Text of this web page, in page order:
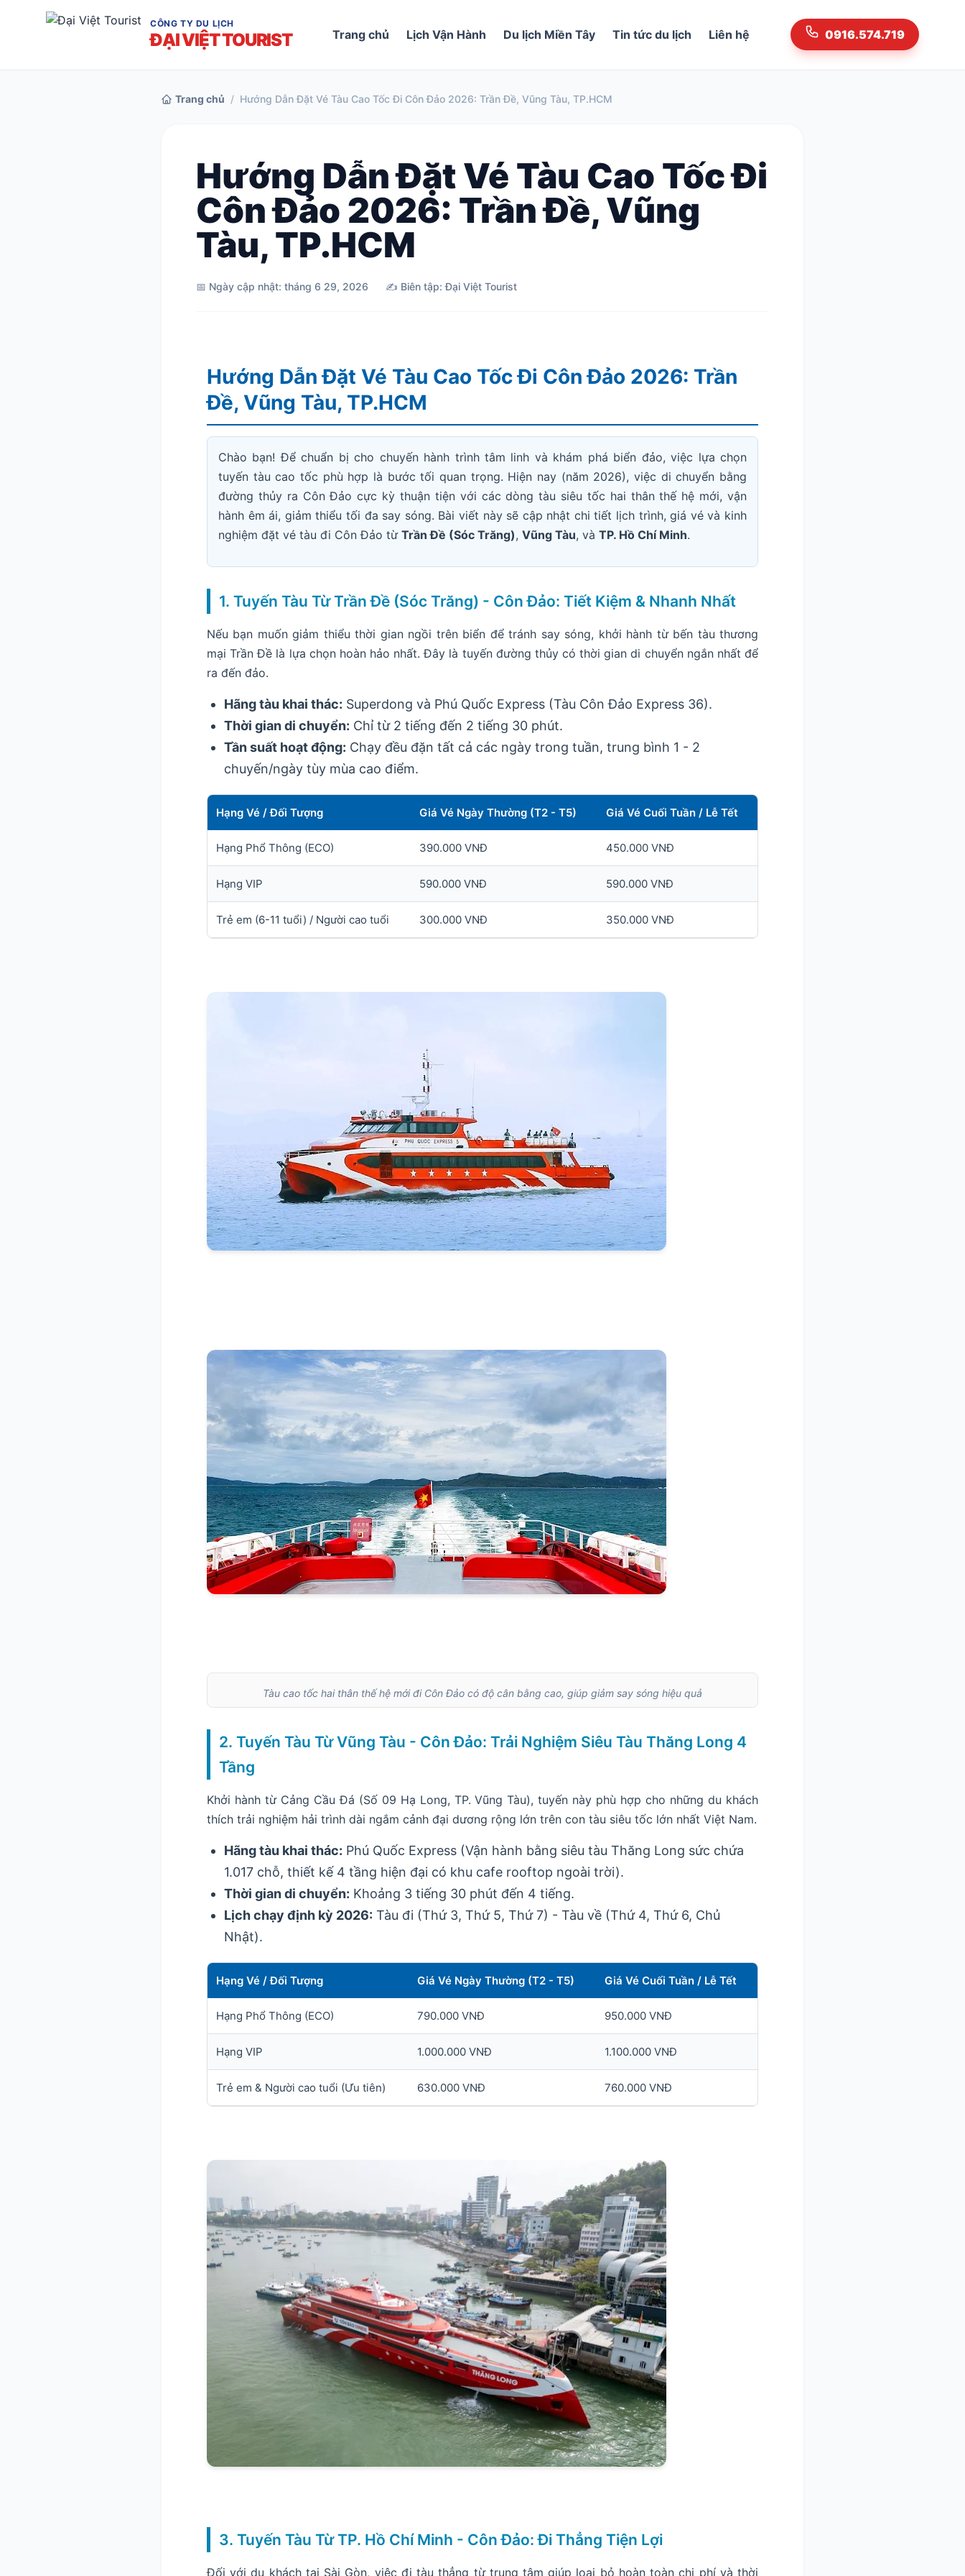
CÔNG TY DU LỊCH
ĐẠI VIỆT TOURIST Trang chủ Lịch Vận Hành Du lịch Miền Tây Tin tức du lịch Liên hệ 0916.574.719
Trang chủ / Hướng Dẫn Đặt Vé Tàu Cao Tốc Đi Côn Đảo 2026: Trần Đề, Vũng Tàu, TP.HCM
Hướng Dẫn Đặt Vé Tàu Cao Tốc Đi
Côn Đảo 2026: Trần Đề, Vũng
Tàu, TP.HCM
📅 Ngày cập nhật: tháng 6 29, 2026 ✍️ Biên tập: Đại Việt Tourist
Hướng Dẫn Đặt Vé Tàu Cao Tốc Đi Côn Đảo 2026: Trần
Đề, Vũng Tàu, TP.HCM
Chào bạn! Để chuẩn bị cho chuyến hành trình tâm linh và khám phá biển đảo, việc lựa chọn
tuyến tàu cao tốc phù hợp là bước tối quan trọng. Hiện nay (năm 2026), việc di chuyển bằng
đường thủy ra Côn Đảo cực kỳ thuận tiện với các dòng tàu siêu tốc hai thân thế hệ mới, vận
hành êm ái, giảm thiểu tối đa say sóng. Bài viết này sẽ cập nhật chi tiết lịch trình, giá vé và kinh
nghiệm đặt vé tàu đi Côn Đảo từ Trần Đề (Sóc Trăng), Vũng Tàu, và TP. Hồ Chí Minh.
1. Tuyến Tàu Từ Trần Đề (Sóc Trăng) - Côn Đảo: Tiết Kiệm & Nhanh Nhất
Nếu bạn muốn giảm thiểu thời gian ngồi trên biển để tránh say sóng, khởi hành từ bến tàu thương
mại Trần Đề là lựa chọn hoàn hảo nhất. Đây là tuyến đường thủy có thời gian di chuyển ngắn nhất để
ra đến đảo.
Hãng tàu khai thác: Superdong và Phú Quốc Express (Tàu Côn Đảo Express 36).
Thời gian di chuyển: Chỉ từ 2 tiếng đến 2 tiếng 30 phút.
Tần suất hoạt động: Chạy đều đặn tất cả các ngày trong tuần, trung bình 1 - 2
chuyến/ngày tùy mùa cao điểm.
Hạng Vé / Đối Tượng Giá Vé Ngày Thường (T2 - T5) Giá Vé Cuối Tuần / Lễ Tết
Hạng Phổ Thông (ECO) 390.000 VNĐ 450.000 VNĐ
Hạng VIP 590.000 VNĐ 590.000 VNĐ
Trẻ em (6-11 tuổi) / Người cao tuổi 300.000 VNĐ 350.000 VNĐ
Tàu cao tốc hai thân thế hệ mới đi Côn Đảo có độ cân bằng cao, giúp giảm say sóng hiệu quả
2. Tuyến Tàu Từ Vũng Tàu - Côn Đảo: Trải Nghiệm Siêu Tàu Thăng Long 4
Tầng
Khởi hành từ Cảng Cầu Đá (Số 09 Hạ Long, TP. Vũng Tàu), tuyến này phù hợp cho những du khách
thích trải nghiệm hải trình dài ngắm cảnh đại dương rộng lớn trên con tàu siêu tốc lớn nhất Việt Nam.
Hãng tàu khai thác: Phú Quốc Express (Vận hành bằng siêu tàu Thăng Long sức chứa
1.017 chỗ, thiết kế 4 tầng hiện đại có khu cafe rooftop ngoài trời).
Thời gian di chuyển: Khoảng 3 tiếng 30 phút đến 4 tiếng.
Lịch chạy định kỳ 2026: Tàu đi (Thứ 3, Thứ 5, Thứ 7) - Tàu về (Thứ 4, Thứ 6, Chủ
Nhật).
Hạng Vé / Đối Tượng Giá Vé Ngày Thường (T2 - T5) Giá Vé Cuối Tuần / Lễ Tết
Hạng Phổ Thông (ECO) 790.000 VNĐ 950.000 VNĐ
Hạng VIP 1.000.000 VNĐ 1.100.000 VNĐ
Trẻ em & Người cao tuổi (Ưu tiên) 630.000 VNĐ 760.000 VNĐ
3. Tuyến Tàu Từ TP. Hồ Chí Minh - Côn Đảo: Đi Thẳng Tiện Lợi
Đối với du khách tại Sài Gòn, việc đi tàu thẳng từ trung tâm giúp loại bỏ hoàn toàn chi phí và thời